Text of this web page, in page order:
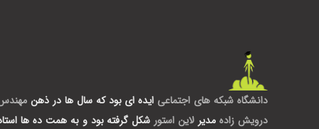
دانشگاه شبکه های اجتماعی ایده ای بود که سال ها در ذهن
درویش زاده مدیر لاین استور شکل گرفته بود و به همت ده ها